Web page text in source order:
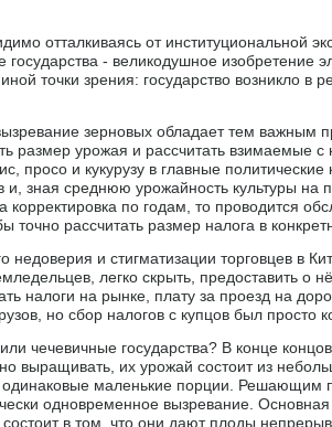
отталкиваясь от институциональной
государства - великодушное изобретение
точки зрения: государство возникло в
зерновых обладает тем важным
размер урожая и рассчитать взимаемые с
просо и кукурузу в главные
и, зная среднюю урожайность культуры на
по годам, то проводится
точно рассчитать размер налога в
недоверия и стигматизации торговцев в
легко скрыть, предоставить о
налоги на рынке, плату за проезд на
но сбор налогов с купцов был просто
чечевичные государства? В конце
выращивать, их урожай состоит из
одинаковые маленькие порции. Решающим
одновременное вызревание.
в том, что они дают плоды